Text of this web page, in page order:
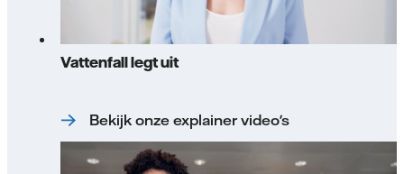
Vattenfall legt uit
Bekijk onze explainer video's